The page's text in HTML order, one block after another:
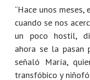
“Hace unos
cuando se nos
un poco hostil,
ahora se la pasan
señaló María,
transfóbico y